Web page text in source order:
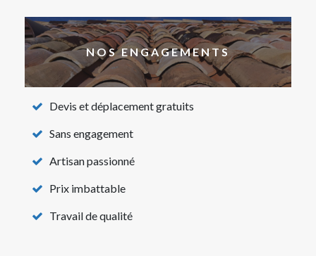
NOS ENGAGEMENTS
Devis et déplacement gratuits
Sans engagement
Artisan passionné
Prix imbattable
Travail de qualité